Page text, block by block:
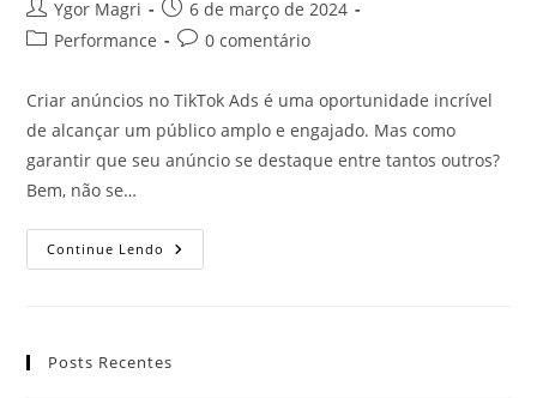
Ygor Magri
6 de março de 2024
Performance
0 comentário
Criar anúncios no TikTok Ads é uma oportunidade incrível
de alcançar um público amplo e engajado. Mas como
garantir que seu anúncio se destaque entre tantos outros?
Bem, não se…
Continue Lendo
Posts Recentes